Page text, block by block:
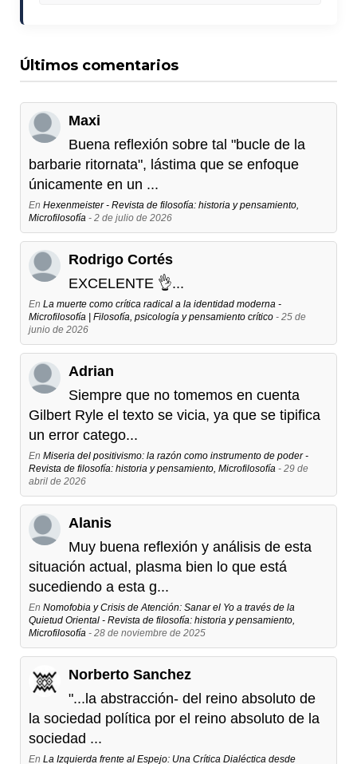
Últimos comentarios
Maxi
Buena reflexión sobre tal "bucle de la
barbarie ritornata", lástima que se enfoque
únicamente en un ...
En Hexenmeister - Revista de filosofía: historia y pensamiento,
Microfilosofía - 2 de julio de 2026
Rodrigo Cortés
EXCELENTE 👌...
En La muerte como crítica radical a la identidad moderna -
Microfilosofía | Filosofía, psicología y pensamiento crítico - 25 de
junio de 2026
Adrian
Siempre que no tomemos en cuenta
Gilbert Ryle el texto se vicia, ya que se tipifica
un error catego...
En Miseria del positivismo: la razón como instrumento de poder -
Revista de filosofía: historia y pensamiento, Microfilosofía - 29 de
abril de 2026
Alanis
Muy buena reflexión y análisis de esta
situación actual, plasma bien lo que está
sucediendo a esta g...
En Nomofobia y Crisis de Atención: Sanar el Yo a través de la
Quietud Oriental - Revista de filosofía: historia y pensamiento,
Microfilosofía - 28 de noviembre de 2025
Norberto Sanchez
"...la abstracción- del reino absoluto de
la sociedad política por el reino absoluto de la
sociedad ...
En La Izquierda frente al Espejo: Una Crítica Dialéctica desde